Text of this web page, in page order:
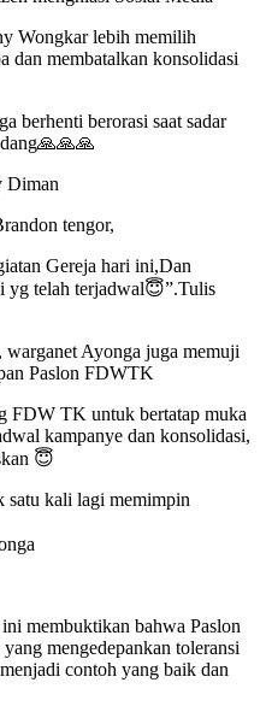
Wongkar lebih memilih
dan membatalkan konsolidasi
berhenti berorasi saat sadar
Diman
tengor,
Gereja hari ini,Dan
yg telah terjadwal😇”.Tulis
warganet Ayonga juga memuji
Paslon FDWTK
FDW TK untuk bertatap muka
kampanye dan konsolidasi,
😇
satu kali lagi memimpin
membuktikan bahwa Paslon
mengedepankan toleransi
contoh yang baik dan